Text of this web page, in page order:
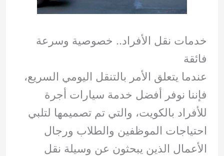
خدمات نقل الأفراد.. خصوصية وسرعة
فائقة
عندما يتعلق الأمر بالتنقل اليومي السريع،
فإننا نوفر أفضل خدمة سيارات أجرة
للأفراد بالكويت، والتي تم تصميمها لتلبي
احتياجات الموظفين والطلاب ورجال
الأعمال الذين يبحثون عن وسيلة نقل